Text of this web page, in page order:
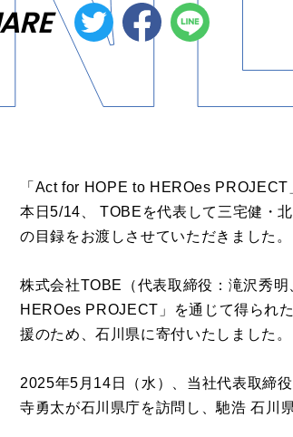
「Act for HOPE to HEROes PROJECT
本⽇5/14、 TOBEを代表して三宅健・
の⽬録をお渡しさせていただきました。
株式会社TOBE（代表取締役：滝沢秀
HEROes PROJECT」を通じて得られ
援のため、⽯川県に寄付いたしました。
2025年5⽉14⽇（⽔）、当社代表取締
寺勇太が⽯川県庁を訪問し、馳浩 ⽯川